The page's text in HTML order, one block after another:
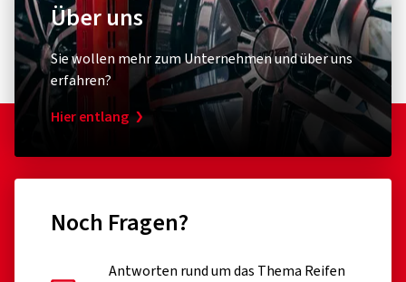
Diebstahlschutz & Sicherheit
XLC
Zahlenspiralkabelschloss
RonaldBiggs Ø 10 mm Länge 185 mm
(0)
Über uns
Sie wollen mehr zum Unternehmen und über uns
erfahren?
Hier entlang
Noch Fragen?
Antworten rund um das Thema Reifen